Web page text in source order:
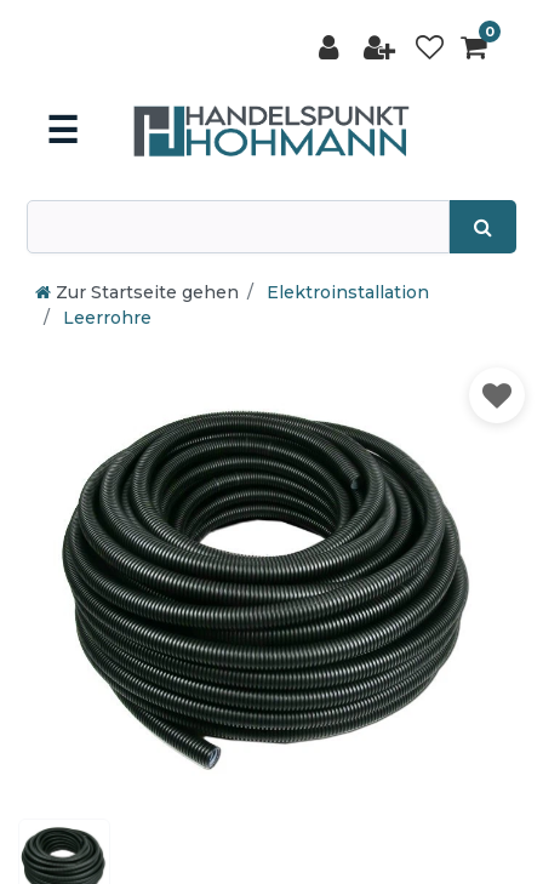
0
☰
Zur Startseite gehen
Elektroinstallation
Leerrohre